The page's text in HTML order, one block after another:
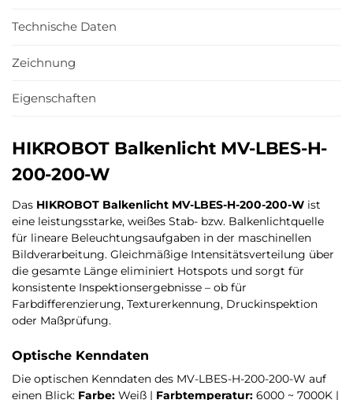
Technische Daten
Zeichnung
Eigenschaften
HIKROBOT Balkenlicht MV-LBES-H-
200-200-W
Das HIKROBOT Balkenlicht MV-LBES-H-200-200-W ist
eine leistungsstarke, weißes Stab- bzw. Balkenlichtquelle
für lineare Beleuchtungsaufgaben in der maschinellen
Bildverarbeitung. Gleichmäßige Intensitätsverteilung über
die gesamte Länge eliminiert Hotspots und sorgt für
konsistente Inspektionsergebnisse – ob für
Farbdifferenzierung, Texturerkennung, Druckinspektion
oder Maßprüfung.
Optische Kenndaten
Die optischen Kenndaten des MV-LBES-H-200-200-W auf
einen Blick: Farbe: Weiß | Farbtemperatur: 6000 ~ 7000K |